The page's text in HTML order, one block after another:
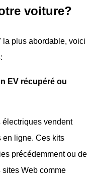
voiture?
la plus abordable, voici
EV récupéré ou
électriques vendent
en ligne. Ces kits
précédemment ou de
Web comme